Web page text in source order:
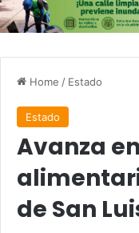
Home / Estado
Estado
Avanza
de San